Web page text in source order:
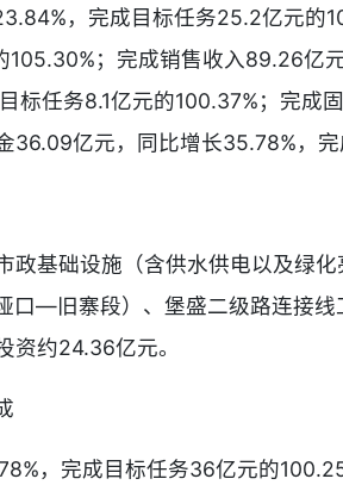
，完成目标任务25.2亿元的
；完成销售收入89.26亿
标任务8.1亿元的100.37%；完
36.09亿元，同比增长35.78%，
基础设施（含供水供电以及绿
口—旧寨段）、堡盛二级路连接
资约24.36亿元。
，完成目标任务36亿元的